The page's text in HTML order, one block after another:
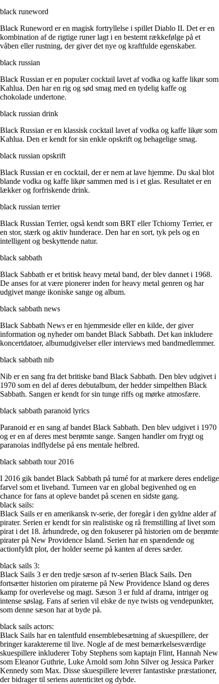
black runeword
Black Runeword er en magisk fortryllelse i spillet Diablo II. Det er en
kombination af de rigtige runer lagt i en bestemt rækkefølge på et
våben eller rustning, der giver det nye og kraftfulde egenskaber.
black russian
Black Russian er en populær cocktail lavet af vodka og kaffe likør som
Kahlua. Den har en rig og sød smag med en tydelig kaffe og
chokolade undertone.
black russian drink
Black Russian er en klassisk cocktail lavet af vodka og kaffe likør som
Kahlua. Den er kendt for sin enkle opskrift og behagelige smag.
black russian opskrift
Black Russian er en cocktail, der er nem at lave hjemme. Du skal blot
blande vodka og kaffe likør sammen med is i et glas. Resultatet er en
lækker og forfriskende drink.
black russian terrier
Black Russian Terrier, også kendt som BRT eller Tchiorny Terrier, er
en stor, stærk og aktiv hunderace. Den har en sort, tyk pels og en
intelligent og beskyttende natur.
black sabbath
Black Sabbath er et britisk heavy metal band, der blev dannet i 1968.
De anses for at være pionerer inden for heavy metal genren og har
udgivet mange ikoniske sange og album.
black sabbath news
Black Sabbath News er en hjemmeside eller en kilde, der giver
information og nyheder om bandet Black Sabbath. Det kan inkludere
koncertdatoer, albumudgivelser eller interviews med bandmedlemmer.
black sabbath nib
Nib er en sang fra det britiske band Black Sabbath. Den blev udgivet i
1970 som en del af deres debutalbum, der hedder simpelthen Black
Sabbath. Sangen er kendt for sin tunge riffs og mørke atmosfære.
black sabbath paranoid lyrics
Paranoid er en sang af bandet Black Sabbath. Den blev udgivet i 1970
og er en af deres mest berømte sange. Sangen handler om frygt og
paranoias indflydelse på ens mentale helbred.
black sabbath tour 2016
I 2016 gik bandet Black Sabbath på turné for at markere deres endelige
farvel som et liveband. Turneen var en global begivenhed og en
chance for fans at opleve bandet på scenen en sidste gang.
black sails:
Black Sails er en amerikansk tv-serie, der foregår i den gyldne alder af
pirater. Serien er kendt for sin realistiske og rå fremstilling af livet som
pirat i det 18. århundrede, og den fokuserer på historien om de berømte
pirater på New Providence Island. Serien har en spændende og
actionfyldt plot, der holder seerne på kanten af ​​deres sæder.
black sails 3:
Black Sails 3 er den tredje sæson af tv-serien Black Sails. Den
fortsætter historien om piraterne på New Providence Island og deres
kamp for overlevelse og magt. Sæson 3 er fuld af drama, intriger og
intense søslag. Fans af serien vil elske de nye twists og vendepunkter,
som denne sæson har at byde på.
black sails actors:
Black Sails har en talentfuld ensemblebesætning af skuespillere, der
bringer karaktererne til live. Nogle af de mest bemærkelsesværdige
skuespillere inkluderer Toby Stephens som kaptajn Flint, Hannah New
som Eleanor Guthrie, Luke Arnold som John Silver og Jessica Parker
Kennedy som Max. Disse skuespillere leverer fantastiske præstationer,
der bidrager til seriens autenticitet og dybde.